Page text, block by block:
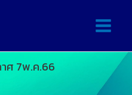
ศ 7พ.ค.66